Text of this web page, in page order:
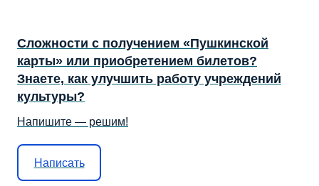
Сложности с получением «Пушкинской
карты» или приобретением билетов?
Знаете, как улучшить работу учреждений
культуры?
Напишите — решим!
Написать